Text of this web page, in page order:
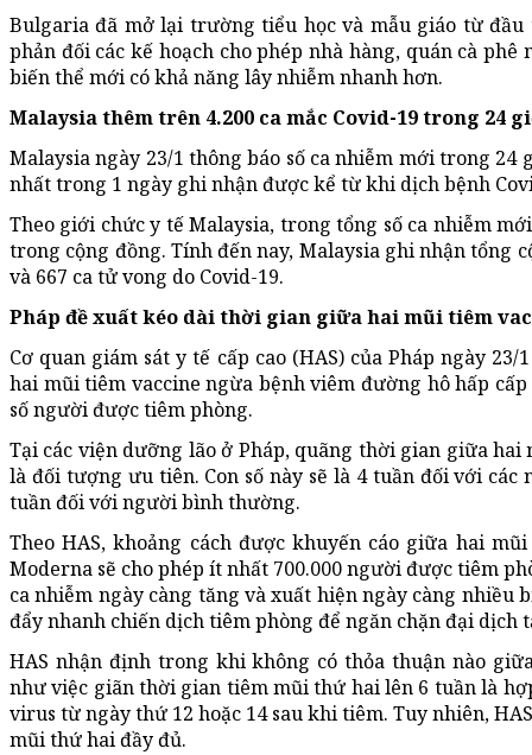
Bulgaria đã mở lại trường tiểu học và mẫu giáo từ
phản đối các kế hoạch cho phép nhà hàng, quán cà
biến thể mới có khả năng lây nhiễm nhanh hơn.
Malaysia thêm trên 4.200 ca mắc Covid-19 trong 24
Malaysia ngày 23/1 thông báo số ca nhiễm mới trong 24
nhất trong 1 ngày ghi nhận được kể từ khi dịch bệnh
Theo giới chức y tế Malaysia, trong tổng số ca nhiễm
trong cộng đồng. Tính đến nay, Malaysia ghi nhận tổng
và 667 ca tử vong do Covid-19.
Pháp đề xuất kéo dài thời gian giữa hai mũi tiêm
Cơ quan giám sát y tế cấp cao (HAS) của Pháp ngày
hai mũi tiêm vaccine ngừa bệnh viêm đường hô hấp
số người được tiêm phòng.
Tại các viện dưỡng lão ở Pháp, quãng thời gian giữa
là đối tượng ưu tiên. Con số này sẽ là 4 tuần đối với
tuần đối với người bình thường.
Theo HAS, khoảng cách được khuyến cáo giữa hai
Moderna sẽ cho phép ít nhất 700.000 người được tiêm
ca nhiễm ngày càng tăng và xuất hiện ngày càng nhiều
đẩy nhanh chiến dịch tiêm phòng để ngăn chặn đại
HAS nhận định trong khi không có thỏa thuận nào
như việc giãn thời gian tiêm mũi thứ hai lên 6 tuần là
virus từ ngày thứ 12 hoặc 14 sau khi tiêm. Tuy nhiên,
mũi thứ hai đầy đủ.